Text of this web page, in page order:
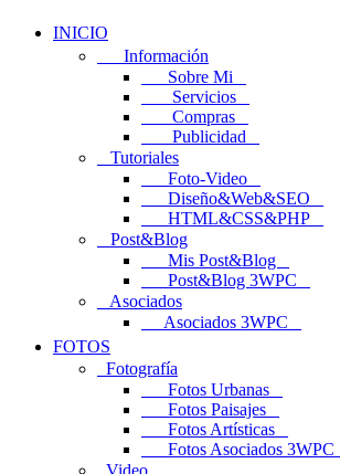
INICIO
Información
Sobre Mi
Servicios
Compras
Publicidad
Tutoriales
Foto-Video
Diseño&Web&SEO
HTML&CSS&PHP
Post&Blog
Mis Post&Blog
Post&Blog 3WPC
Asociados
Asociados 3WPC
FOTOS
Fotografía
Fotos Urbanas
Fotos Paisajes
Fotos Artísticas
Fotos Asociados 3WPC
Video